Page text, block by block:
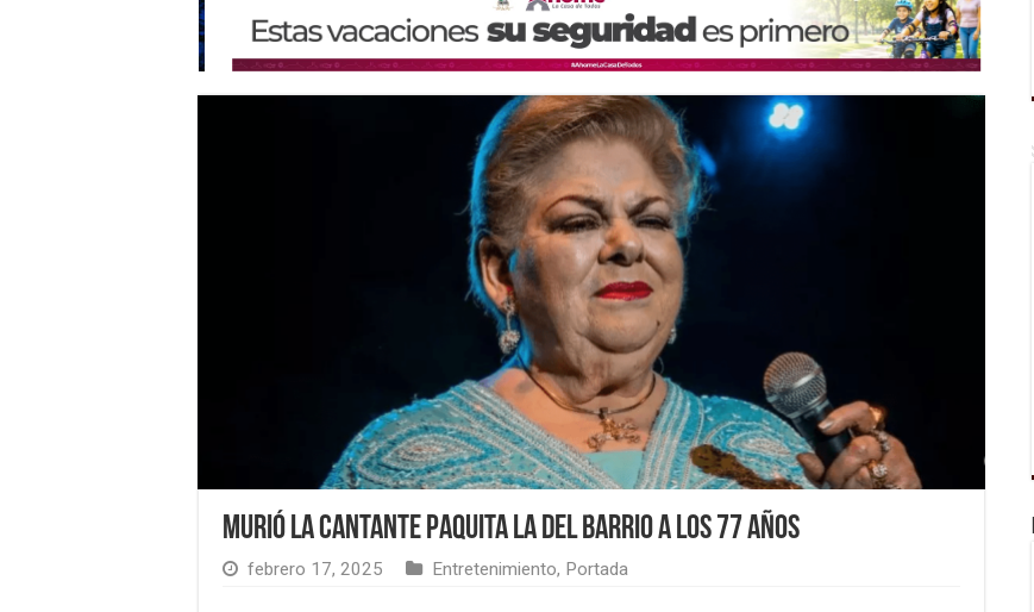
Murió la cantante Paquita la del Barrio a los 77 años
febrero 17, 2025 Entretenimiento, Portada